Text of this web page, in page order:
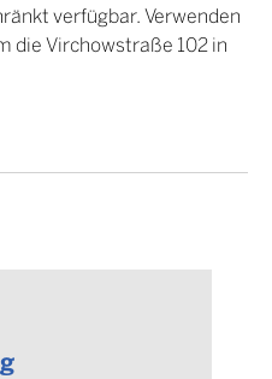
verfügbar. Verwenden
die Virchowstraße 102 in